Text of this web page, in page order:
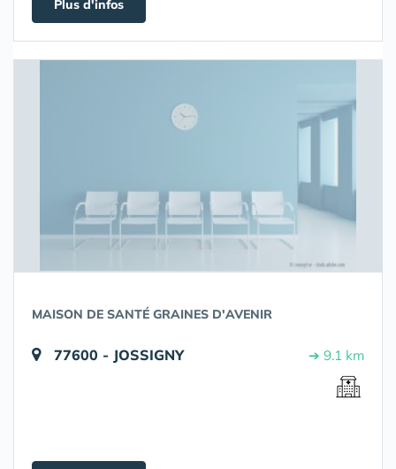
Plus d'infos
MAISON DE SANTÉ GRAINES D'AVENIR
77600 - JOSSIGNY ➔ 9.1 km